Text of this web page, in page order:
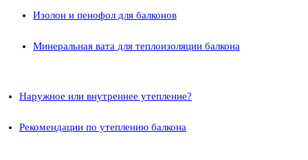
Изолон и пенофол для балконов
Минеральная вата для теплоизоляции балкона
Наружное или внутреннее утепление?
Рекомендации по утеплению балкона